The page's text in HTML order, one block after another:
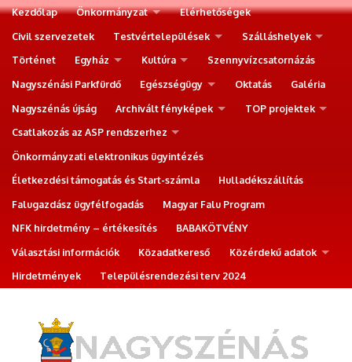
Kezdőlap Önkormányzat
Elérhetőségek
Civil szervezetek
Testvértelepülések
Szálláshelyek
Történet
Egyház Kultúra
Szennyvízcsatornázás
Nagyszénási Parkfürdő
Egészségügy Oktatás
Galéria
Nagyszénás újság
Archivált fényképek
TOP projektek
Csatlakozás az ASP rendszerhez
Önkormányzati elektronikus ügyintézés
Életkezdési támogatás és Start-számla
Hulladékszállítás
Falugazdász ügyfélfogadás
Magyar Falu Program
NFK hirdetmény – értékesítés
BABAKÖTVÉNY
Választási információk
Közadatkereső
Közérdekű adatok
Hirdetmények
Településrendezési terv 2024